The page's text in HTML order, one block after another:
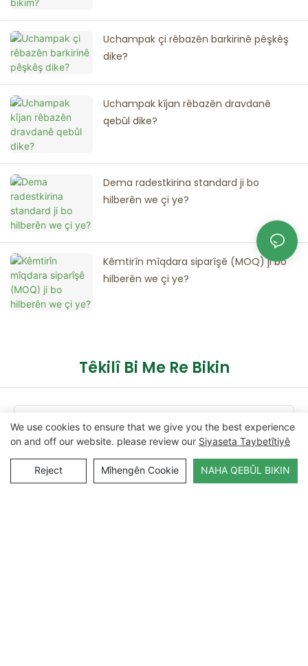
Uchampak çi rêbazên barkirinê pêşkêş
dike?
Uchampak kîjan rêbazên dravdanê
qebûl dike?
Dema radestkirina standard ji bo
hilberên we çi ye?
Kêmtirîn mîqdara siparîşê (MOQ) ji bo
hilberên we çi ye?
Têkilî Bi Me Re Bikin
E-Name
We use cookies to ensure that we give you the best experience
on and off our website. please review our Siyaseta Taybetîtiyê
Reject Mîhengên Cookie NAHA QEBÛL BIKIN